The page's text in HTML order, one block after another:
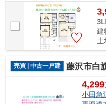
し方が広がる一邸です。ぜひ新居
建
土
売買 | 中古一戸建 藤沢市白
4,299
小田急